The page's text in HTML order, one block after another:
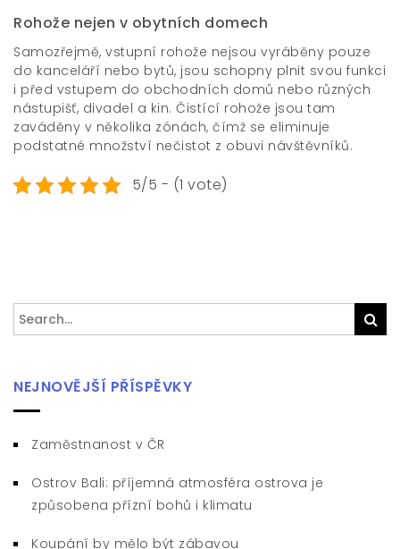
Rohože nejen v obytních domech
Samozřejmě, vstupní rohože nejsou vyráběny pouze
do kanceláří nebo bytů, jsou schopny plnit svou funkci
i před vstupem do obchodních domů nebo různých
nástupišť, divadel a kin. Čistící rohože jsou tam
zaváděny v několika zónách, čímž se eliminuje
podstatné množství nečistot z obuvi návštěvníků.
5/5 - (1 vote)
Search
for:
NEJNOVĚJŠÍ PŘÍSPĚVKY
Zaměstnanost v ČR
Ostrov Bali: příjemná atmosféra ostrova je
způsobena přízní bohů i klimatu
Koupání by mělo být zábavou